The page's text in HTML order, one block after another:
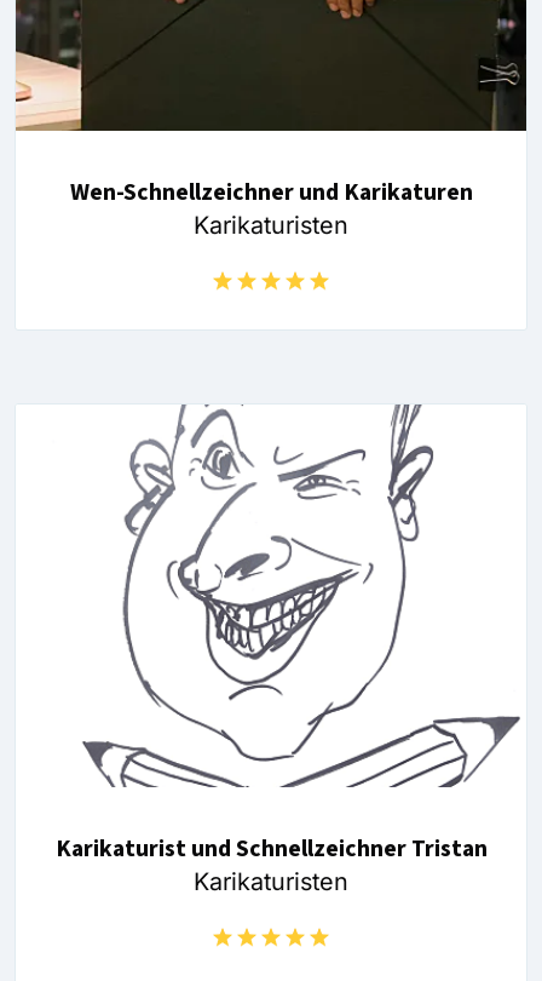
Wen-Schnellzeichner und Karikaturen
Karikaturisten
Karikaturist und Schnellzeichner Tristan
Karikaturisten